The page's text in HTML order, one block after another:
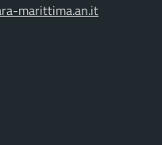
marittima.an.it